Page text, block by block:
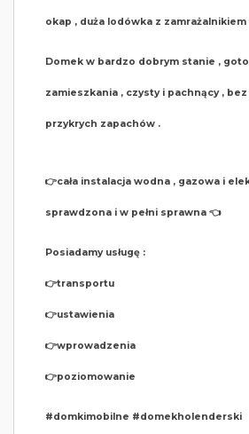
okap , duża lodówka z zamrażalnikiem
Domek w bardzo dobrym stanie ,
zamieszkania , czysty i pachnący ,
przykrych zapachów .
👉cała instalacja wodna , gazowa i
sprawdzona i w pełni sprawna 👈
Posiadamy usługę :
👉transportu
👉ustawienia
👉wprowadzenia
👉poziomowanie
#domkimobilne #domekholenderski